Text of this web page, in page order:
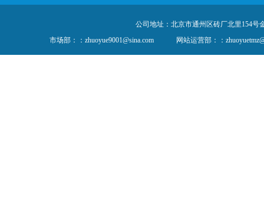
公司地址：北京市通州区砖厂北里154号
市场部：：zhuoyue9001@sina.com
网站运营部：：